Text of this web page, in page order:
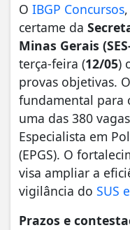
O IBGP Concursos
certame da
Minas Gerais
terça-feira (12/05)
provas objetivas.
fundamental para
uma das 380
Especialista em
(EPGS). O
visa ampliar a
vigilância do SUS
Prazos e